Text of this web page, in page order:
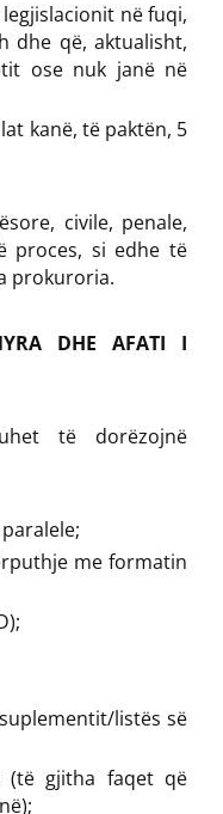
në fuqi,
dhe që, aktualisht,
ose nuk janë në
kanë, të paktën, 5
civile, penale,
proces, si edhe të
prokuroria.
DHE AFATI I
të dorëzojnë
me formatin
listës së
(të gjitha faqet që